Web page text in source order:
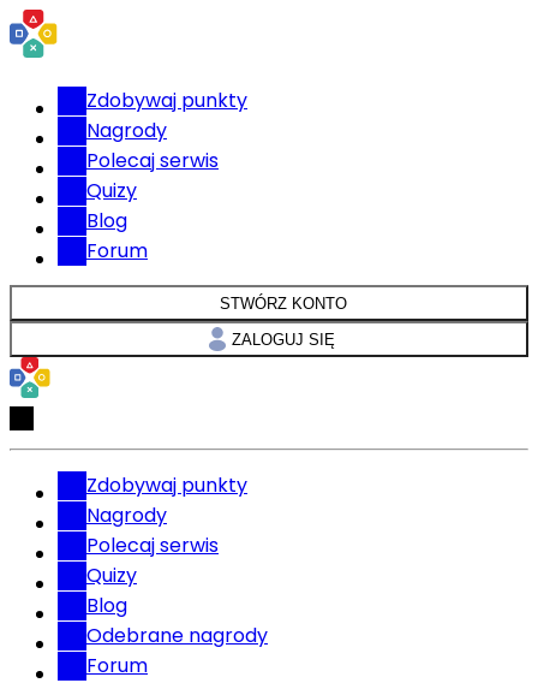
Zdobywaj punkty
Nagrody
Polecaj serwis
Quizy
Blog
Forum
STWÓRZ KONTO
ZALOGUJ SIĘ
Zdobywaj punkty
Nagrody
Polecaj serwis
Quizy
Blog
Odebrane nagrody
Forum